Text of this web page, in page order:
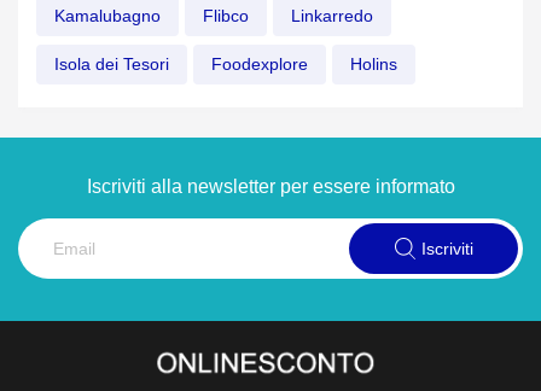
Kamalubagno Flibco Linkarredo
Isola dei Tesori Foodexplore Holins
Iscriviti alla newsletter per essere informato
Iscriviti